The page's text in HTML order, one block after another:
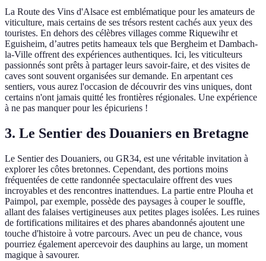
La Route des Vins d'Alsace est emblématique pour les amateurs de
viticulture, mais certains de ses trésors restent cachés aux yeux des
touristes. En dehors des célèbres villages comme Riquewihr et
Eguisheim, d’autres petits hameaux tels que Bergheim et Dambach-
la-Ville offrent des expériences authentiques. Ici, les viticulteurs
passionnés sont prêts à partager leurs savoir-faire, et des visites de
caves sont souvent organisées sur demande. En arpentant ces
sentiers, vous aurez l'occasion de découvrir des vins uniques, dont
certains n'ont jamais quitté les frontières régionales. Une expérience
à ne pas manquer pour les épicuriens !
3. Le Sentier des Douaniers en Bretagne
Le Sentier des Douaniers, ou GR34, est une véritable invitation à
explorer les côtes bretonnes. Cependant, des portions moins
fréquentées de cette randonnée spectaculaire offrent des vues
incroyables et des rencontres inattendues. La partie entre Plouha et
Paimpol, par exemple, possède des paysages à couper le souffle,
allant des falaises vertigineuses aux petites plages isolées. Les ruines
de fortifications militaires et des phares abandonnés ajoutent une
touche d'histoire à votre parcours. Avec un peu de chance, vous
pourriez également apercevoir des dauphins au large, un moment
magique à savourer.